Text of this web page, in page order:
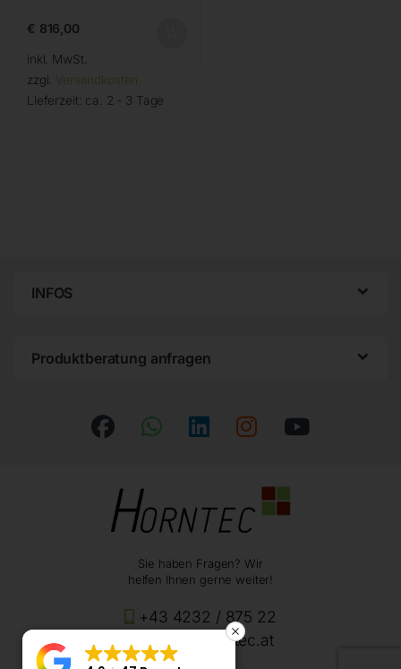
€ 816,00
inkl. MwSt.
zzgl. Versandkosten
Lieferzeit: ca. 2 - 3 Tage
INFOS
Produktberatung anfragen
Sie haben Fragen? Wir
helfen Ihnen gerne weiter!
+43 4232 / 875 22
office@horntec.at